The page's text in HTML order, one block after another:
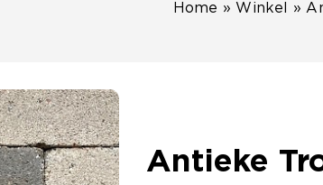
Home » Winkel »
Antieke